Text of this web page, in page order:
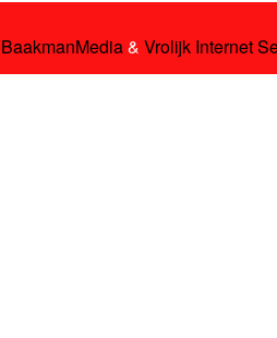
BaakmanMedia& Vrolijk Internet